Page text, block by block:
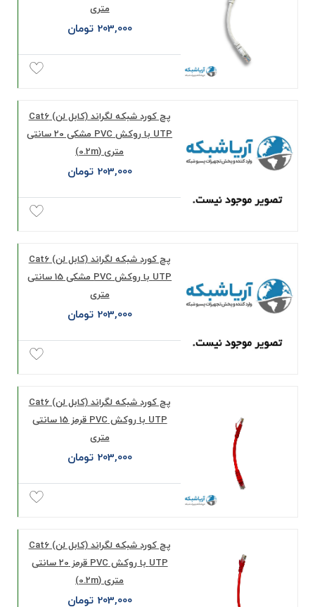
متری
203,000 تومان
پچ کورد شبکه لگراند (کابل لن) Cat6
UTP با روکش PVC مشکی 20 سانتی
متری (0.2m)
203,000 تومان
پچ کورد شبکه لگراند (کابل لن) Cat6
UTP با روکش PVC مشکی 15 سانتی
متری
203,000 تومان
پچ کورد شبکه لگراند (کابل لن) Cat6
UTP با روکش PVC قرمز 15 سانتی
متری
203,000 تومان
پچ کورد شبکه لگراند (کابل لن) Cat6
UTP با روکش PVC قرمز 20 سانتی
متری (0.2m)
203,000 تومان